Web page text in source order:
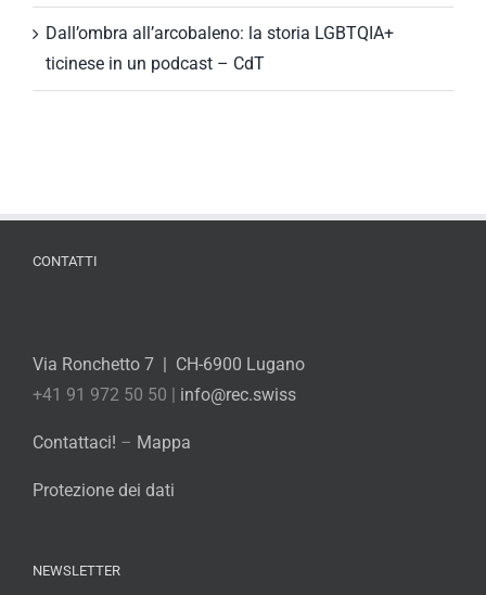
Dall’ombra all’arcobaleno: la storia LGBTQIA+
ticinese in un podcast – CdT
CONTATTI
Via Ronchetto 7 | CH-6900 Lugano
+41 91 972 50 50 | info@rec.swiss
Contattaci! – Mappa
Protezione dei dati
NEWSLETTER